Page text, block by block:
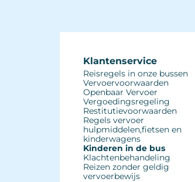
Klantenservice
Reisregels in onze bussen
Vervoervoorwaarden
Openbaar Vervoer
Vergoedingsregeling
Restitutievoorwaarden
Regels vervoer
hulpmiddelen,fietsen en
kinderwagens
Kinderen in de bus
Klachtenbehandeling
Reizen zonder geldig
vervoerbewijs